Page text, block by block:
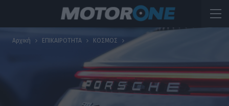
Αρχική ΕΠΙΚΑΙΡΟΤΗΤΑ ΚΟΣΜΟΣ